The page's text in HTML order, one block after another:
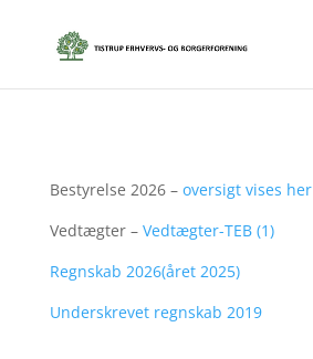
Bestyrelse 2026 – oversigt vises her
Vedtægter – Vedtægter-TEB (1)
Regnskab 2026(året 2025)
Underskrevet regnskab 2019